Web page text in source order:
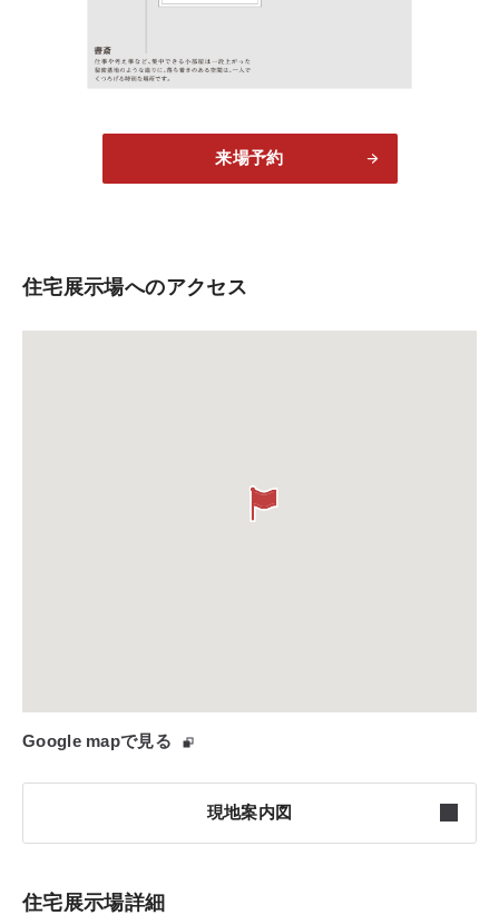
来場予約
住宅展示場へのアクセス
Google mapで見る
現地案内図
住宅展示場詳細